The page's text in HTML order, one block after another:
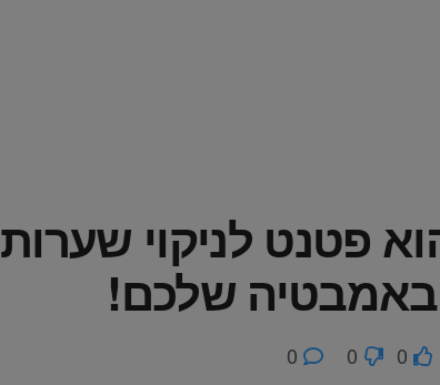
פטנט לניקוי שערות
שלכם!
0
0